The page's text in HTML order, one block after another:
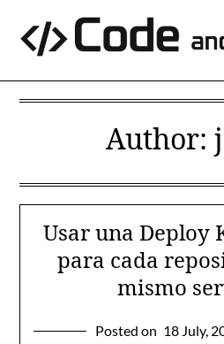
content
Author:
Usar una Deploy
para cada
mismo
Posted on 18 July,